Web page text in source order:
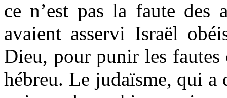
ce n’est pas la faute des
avaient asservi Israël
Dieu, pour punir les fautes
hébreu. Le judaïsme, qui a